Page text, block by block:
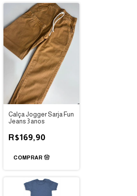
Calça Jogger Sarja Fun
Jeans 3 anos
R$169,90